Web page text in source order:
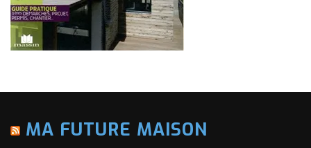
MA FUTURE MAISON